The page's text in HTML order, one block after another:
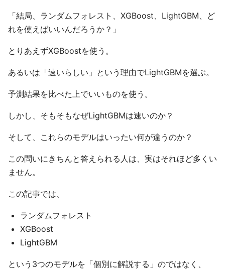
「結局、ランダムフォレスト、XGBoost、LightGBM、ど
れを使えばいいんだろうか？」
とりあえずXGBoostを使う。
あるいは「速いらしい」という理由でLightGBMを選ぶ。
予測結果を比べた上でいいものを使う。
しかし、そもそもなぜLightGBMは速いのか？
そして、これらのモデルはいったい何が違うのか？
この問いにきちんと答えられる人は、実はそれほど多くい
ません。
この記事では、
ランダムフォレスト
XGBoost
LightGBM
という3つのモデルを「個別に解説する」のではなく、